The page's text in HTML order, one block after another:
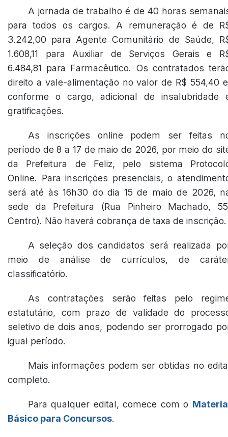
A jornada de trabalho é de 40 horas
para todos os cargos. A remuneração é de
3.242,00 para Agente Comunitário de Saúde,
1.608,11 para Auxiliar de Serviços Gerais e
6.484,81 para Farmacêutico. Os contratados
direito a vale-alimentação no valor de R$ 554,40
conforme o cargo, adicional de insalubridade
gratificações.
As inscrições online podem ser feitas
período de 8 a 17 de maio de 2026, por meio do
da Prefeitura de Feliz, pelo sistema
Online. Para inscrições presenciais, o
será até às 16h30 do dia 15 de maio de 2026,
sede da Prefeitura (Rua Pinheiro Machado,
Centro). Não haverá cobrança de taxa de inscrição.
A seleção dos candidatos será realizada
meio de análise de currículos, de
classificatório.
As contratações serão feitas pelo
estatutário, com prazo de validade do
seletivo de dois anos, podendo ser prorrogado
igual período.
Mais informações podem ser obtidas no
completo.
Para qualquer edital, comece com o
Básico para Concursos.